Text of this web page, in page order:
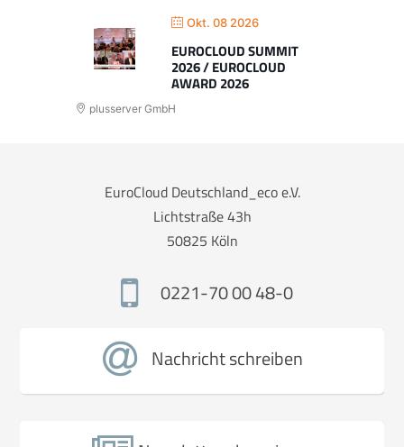
Okt. 08 2026
EUROCLOUD SUMMIT
2026 / EUROCLOUD
AWARD 2026
plusserver GmbH
EuroCloud Deutschland_eco e.V.
Lichtstraße 43h
50825 Köln
0221-70 00 48-0
Nachricht schreiben